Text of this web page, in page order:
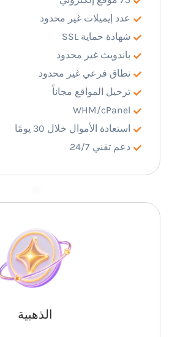
عدد إيميلات غير محدود
شهادة حماية SSL
باندويث غير محدود
نطاق فرعي غير محدود
ترحيل المواقع مجاناً
WHM/cPanel
استعادة الأموال خلال 30 يومًا
دعم تقني 24/7
الذهبية